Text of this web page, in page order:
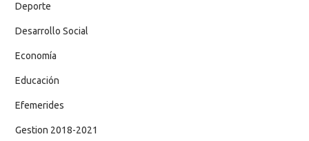
Deporte
Desarrollo Social
Economía
Educación
Efemerides
Gestion 2018-2021